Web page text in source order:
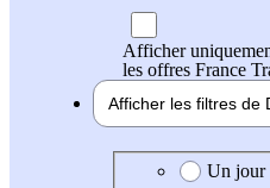
Afficher
les offres France
Afficher les filtres de
Date de création
Un jour